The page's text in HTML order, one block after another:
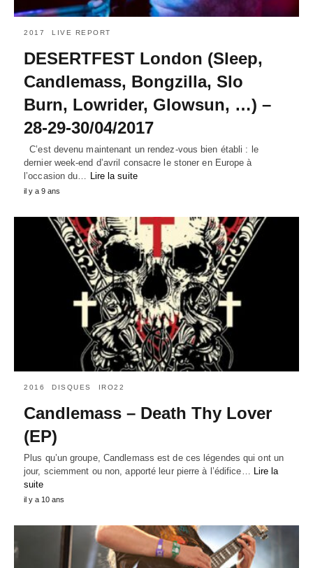
2017 LIVE REPORT
DESERTFEST London (Sleep,
Candlemass, Bongzilla, Slo
Burn, Lowrider, Glowsun, …) –
28-29-30/04/2017
C’est devenu maintenant un rendez-vous bien établi : le
dernier week-end d’avril consacre le stoner en Europe à
l’occasion du… Lire la suite
il y a 9 ans
2016 DISQUES IRO22
Candlemass – Death Thy Lover
(EP)
Plus qu’un groupe, Candlemass est de ces légendes qui ont un
jour, sciemment ou non, apporté leur pierre à l’édifice… Lire la
suite
il y a 10 ans